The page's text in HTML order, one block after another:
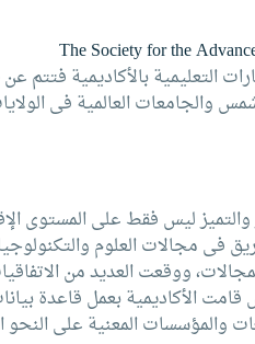
The Society for the
التعليمية بالأكاديمية
والجامعات العالمية فى
والتميز ليس فقط على
فى مجالات العلوم
ووقعت العديد من
والمؤسسات المعنية على النحو